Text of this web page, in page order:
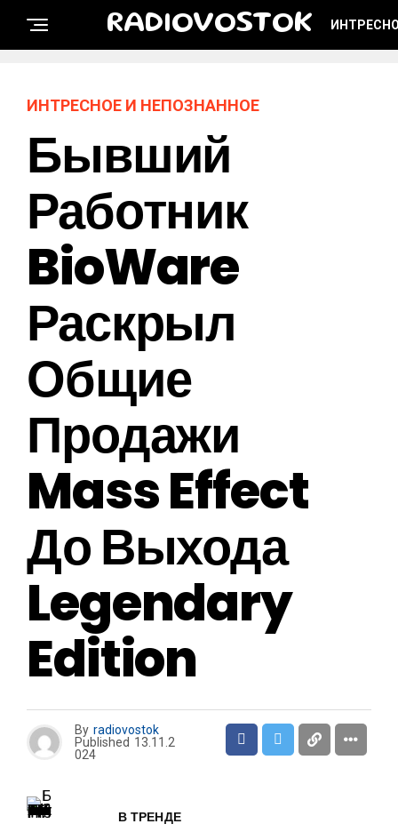
RADIOVOSTOK
ИНТРЕСНОЕ И НЕПОЗНАННОЕ
Бывший
Работник
BioWare
Раскрыл
Общие
Продажи
Mass Effect
До Выхода
Legendary
Edition
By radiovostok
Published 13.11.2
024
В ТРЕНДЕ